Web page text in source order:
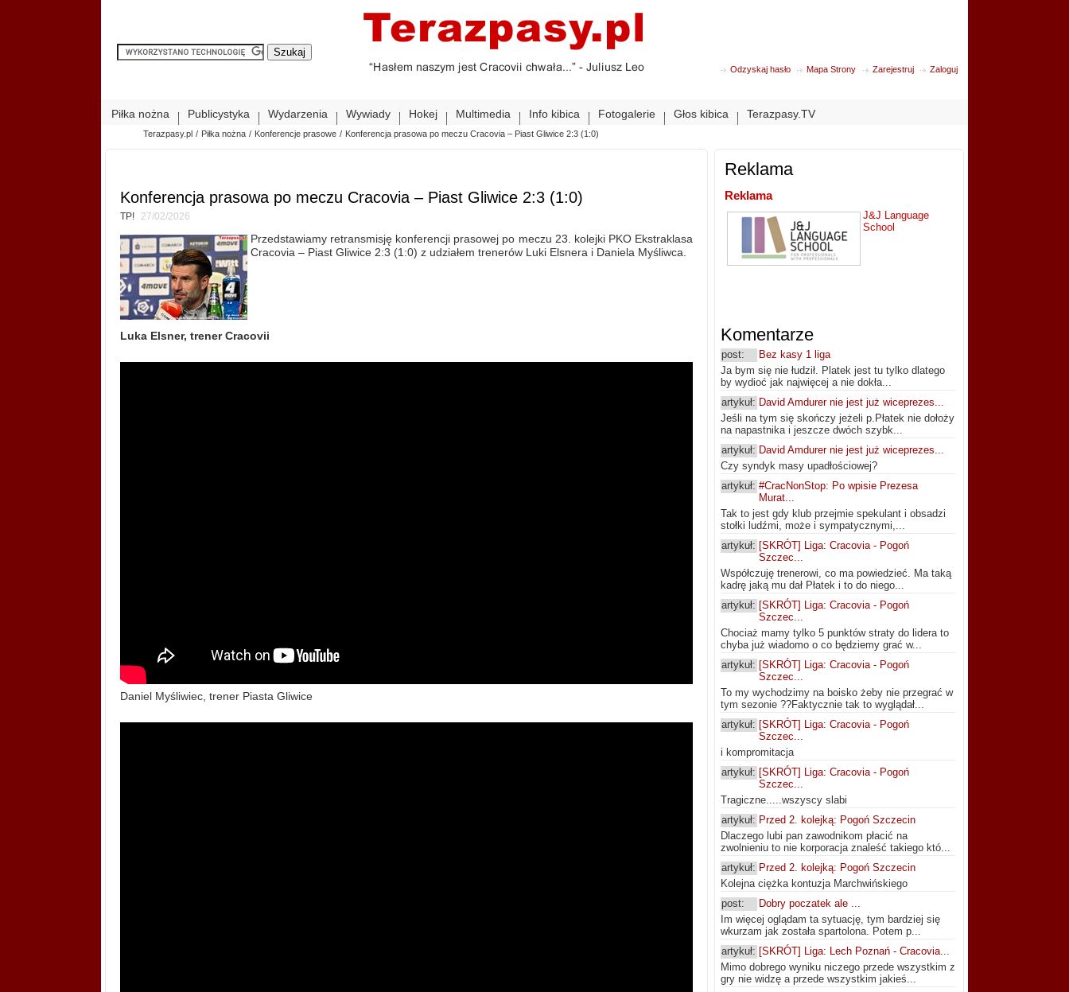
Odzyskaj hasło Mapa Strony Zarejestruj Zaloguj
Piłka nożna Publicystyka Wydarzenia Wywiady Hokej Multimedia Info kibica Fotogalerie Głos kibica Terazpasy.TV
Terazpasy.pl / Piłka nożna / Konferencje prasowe / Konferencja prasowa po meczu Cracovia – Piast Gliwice 2:3 (1:0)
Konferencja prasowa po meczu Cracovia – Piast Gliwice 2:3 (1:0)
TP! 27/02/2026
Przedstawiamy retransmisję konferencji prasowej po meczu 23. kolejki PKO Ekstraklasa
Cracovia – Piast Gliwice 2:3 (1:0) z udziałem trenerów Luki Elsnera i Daniela Myśliwca.
Luka Elsner, trener Cracovii
Daniel Myśliwiec, trener Piasta Gliwice
Reklama
Reklama
J&J Language
School
Komentarze
post:
Bez kasy 1 liga
Ja bym się nie łudził. Platek jest tu tylko dlatego
by wydioć jak najwięcej a nie dokła...
artykuł: David Amdurer nie jest już wiceprezes...
Jeśli na tym się skończy jeżeli p.Płatek nie dołoży
na napastnika i jeszcze dwóch szybk...
artykuł: David Amdurer nie jest już wiceprezes...
Czy syndyk masy upadłościowej?
artykuł: #CracNonStop: Po wpisie Prezesa
Murat...
Tak to jest gdy klub przejmie spekulant i obsadzi
stołki ludźmi, może i sympatycznymi,...
artykuł: [SKRÓT] Liga: Cracovia - Pogoń
Szczec...
Współczuję trenerowi, co ma powiedzieć. Ma taką
kadrę jaką mu dał Płatek i to do niego...
artykuł: [SKRÓT] Liga: Cracovia - Pogoń
Szczec...
Chociaż mamy tylko 5 punktów straty do lidera to
chyba już wiadomo o co będziemy grać w...
artykuł: [SKRÓT] Liga: Cracovia - Pogoń
Szczec...
To my wychodzimy na boisko żeby nie przegrać w
tym sezonie ??Faktycznie tak to wyglądał...
artykuł: [SKRÓT] Liga: Cracovia - Pogoń
Szczec...
i kompromitacja
artykuł: [SKRÓT] Liga: Cracovia - Pogoń
Szczec...
Tragiczne.....wszyscy slabi
artykuł: Przed 2. kolejką: Pogoń Szczecin
Dlaczego lubi pan zawodnikom płacić na
zwolnieniu to nie korporacja znaleść takiego któ...
artykuł: Przed 2. kolejką: Pogoń Szczecin
Kolejna ciężka kontuzja Marchwińskiego
post:
Dobry poczatek ale ...
Im więcej oglądam ta sytuację, tym bardziej się
wkurzam jak została spartolona. Potem p...
artykuł: [SKRÓT] Liga: Lech Poznań - Cracovia...
Mimo dobrego wyniku niczego przede wszystkim z
gry nie widzę a przede wszystkim jakieś...